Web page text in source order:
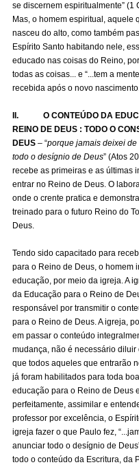
se discernem espiritualmente” (1
Mas, o homem espiritual, aquele
nasceu do alto, como também
Espírito Santo habitando nele,
educado nas coisas do Reino,
todas as coisas... e “...tem a
recebida após o novo
II.            O CONTEÚDO DA
REINO DE DEUS : TODO O
DEUS – “porque jamais deixei
todo o desígnio de Deus” (Atos
recebe as primeiras e as últimas
entrar no Reino de Deus. O
onde o crente pratica e
treinado para o futuro Reino do
Deus.
Tendo sido capacitado para
para o Reino de Deus, o homem
educação, por meio da igreja. A
da Educação para o Reino de
responsável por transmitir o
para o Reino de Deus. A igreja,
em passar o conteúdo
mudança, não é necessário diluir
que todos aqueles que entrarão
já foram habilitados para toda
educação para o Reino de Deus
perfeitamente, assimilar e
professor por excelência, o
igreja fazer o que Paulo fez,
anunciar todo o desígnio de
todo o conteúdo da Escritura, da